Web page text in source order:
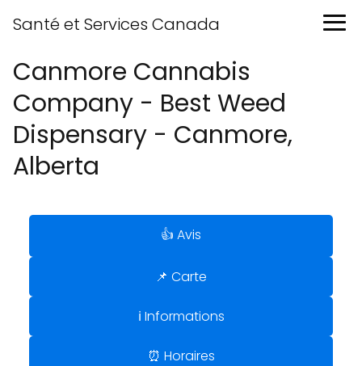
Santé et Services Canada
Canmore Cannabis
Company - Best Weed
Dispensary - Canmore,
Alberta
👍 Avis
📌 Carte
ℹ️ Informations
⏰ Horaires